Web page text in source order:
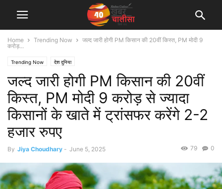
Home Trending Now
जल्द जारी होगी PM किसान की 20वीं किस्त, PM मोदी 9
करोड़...
Trending Now देश दुनिया
जल्द जारी होगी PM किसान की 20वीं
किस्त, PM मोदी 9 करोड़ से ज्यादा
किसानों के खाते में ट्रांसफर करेंगे 2-2
हजार रुपए
By Jiya Choudhary - June 5, 2025 0
79